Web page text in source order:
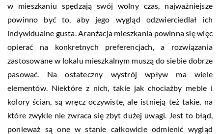
w mieszkaniu spędzają swój wolny czas, najważniejsze
powinno być to, aby jego wygląd odzwierciedlał ich
indywidualne gusta. Aranżacja mieszkania powinna się więc
opierać na konkretnych preferencjach, a rozwiązania
zastosowane w lokalu mieszkalnym muszą do siebie dobrze
pasować. Na ostateczny wystrój wpływ ma wiele
elementów. Niektóre z nich, takie jak chociażby meble i
kolory ścian, są wręcz oczywiste, ale istnieją też takie, na
które zwykle nie zwraca się zbyt dużej uwagi. Jest to błąd,
ponieważ są one w stanie całkowicie odmienić wygląd